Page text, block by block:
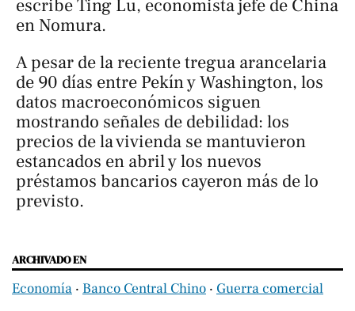
escribe Ting Lu, economista jefe de China
en Nomura.
A pesar de la reciente tregua arancelaria
de 90 días entre Pekín y Washington, los
datos macroeconómicos siguen
mostrando señales de debilidad: los
precios de la vivienda se mantuvieron
estancados en abril y los nuevos
préstamos bancarios cayeron más de lo
previsto.
ARCHIVADO EN
Economía ‧ Banco Central Chino ‧ Guerra comercial